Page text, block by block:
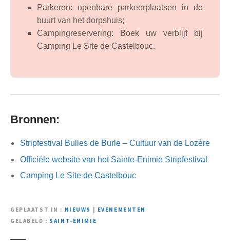
Parkeren: openbare parkeerplaatsen in de
buurt van het dorpshuis;
Campingreservering: Boek uw verblijf bij
Camping Le Site de Castelbouc.
Bronnen:
Stripfestival Bulles de Burle – Cultuur van de Lozère
Officiële website van het Sainte-Enimie Stripfestival
Camping Le Site de Castelbouc
GEPLAATST IN NIEUWS
EVENEMENTEN
GELABELD
SAINT-ENIMIE